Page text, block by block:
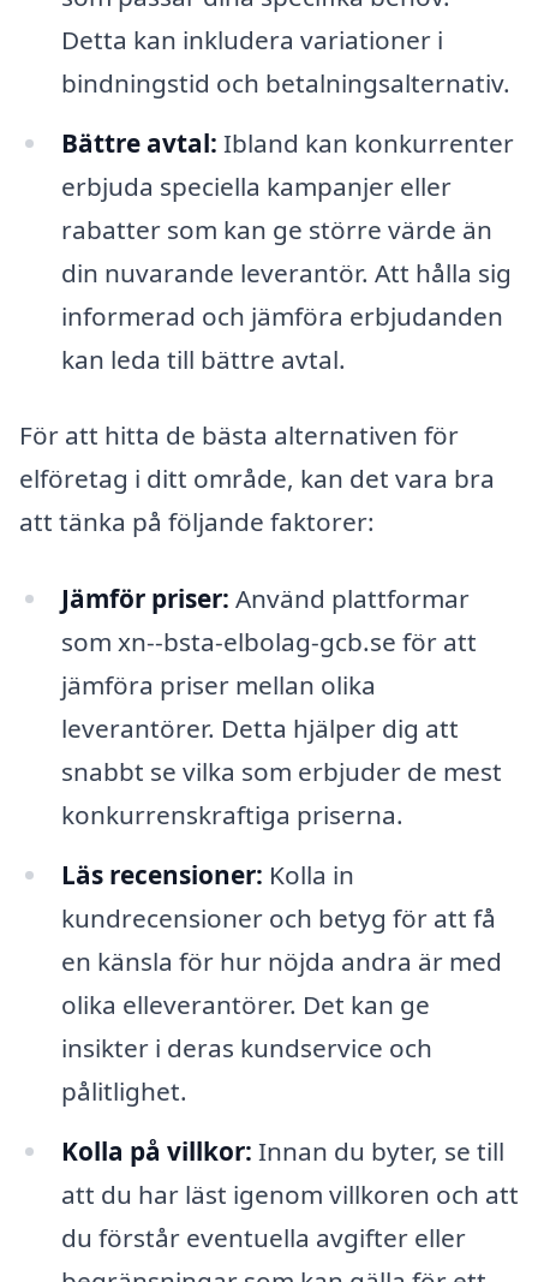
Detta kan inkludera variationer i
bindningstid och betalningsalternativ.
Bättre avtal: Ibland kan konkurrenter
erbjuda speciella kampanjer eller
rabatter som kan ge större värde än
din nuvarande leverantör. Att hålla sig
informerad och jämföra erbjudanden
kan leda till bättre avtal.
För att hitta de bästa alternativen för
elföretag i ditt område, kan det vara bra
att tänka på följande faktorer:
Jämför priser: Använd plattformar
som xn--bsta-elbolag-gcb.se för att
jämföra priser mellan olika
leverantörer. Detta hjälper dig att
snabbt se vilka som erbjuder de mest
konkurrenskraftiga priserna.
Läs recensioner: Kolla in
kundrecensioner och betyg för att få
en känsla för hur nöjda andra är med
olika elleverantörer. Det kan ge
insikter i deras kundservice och
pålitlighet.
Kolla på villkor: Innan du byter, se till
att du har läst igenom villkoren och att
du förstår eventuella avgifter eller